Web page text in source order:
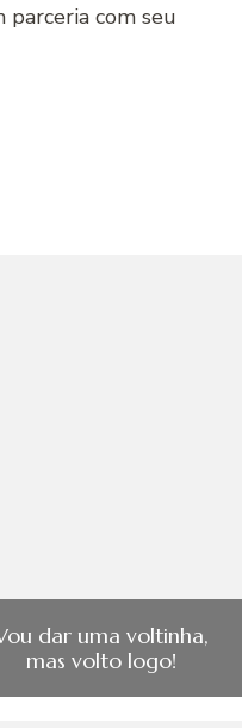
parceria com seu
dar uma voltinha,
mas volto logo!